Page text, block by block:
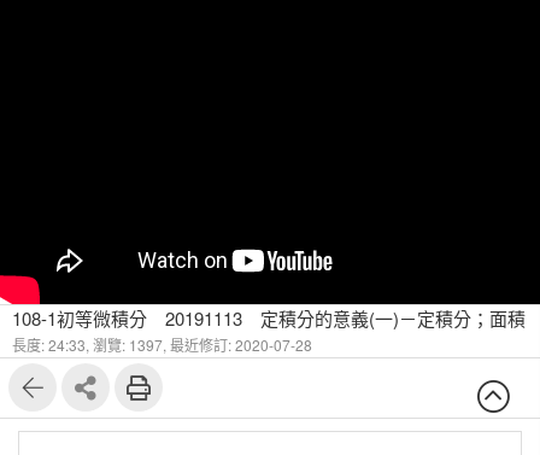
108-1初等微積分 20191113 定積分的意義(一)－定積分；面積
長度: 24:33, 瀏覽: 1397, 最近修訂: 2020-07-28